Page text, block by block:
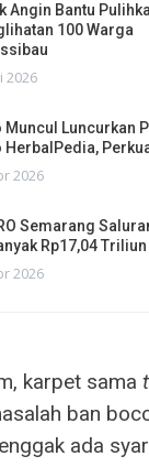
Angin Bantu
100 Warga
2026
Muncul Luncurkan
HerbalPedia,
2026
Semarang
Rp17,04 Triliun
2026
karpet sama
ban
ada